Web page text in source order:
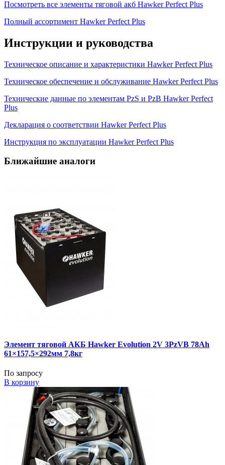
Посмотреть все элементы тяговой акб Hawker Perfect Plus
Полный ассортимент Hawker Perfect Plus
Инструкции и руководства
Техническое описание и характеристики Hawker Perfect Plus
Техническое обеспечение и обслуживание Hawker Perfect Plus
Технические данные по элементам PzS и PzB Hawker Perfect
Plus
Декларация о соответствии Hawker Perfect Plus
Инструкция по эксплуатации Hawker Perfect Plus
Ближайшие аналоги
Элемент тяговой АКБ Hawker Evolution 2V 3PzVB 78Ah
61×157,5×292мм 7,8кг
По запросу
В корзину